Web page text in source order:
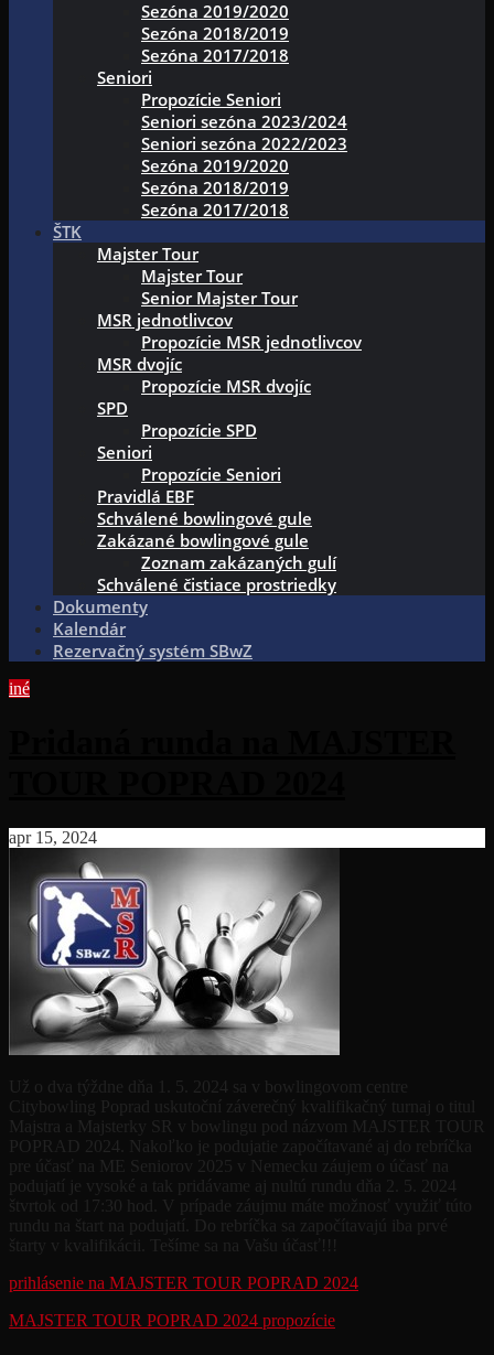
Sezóna 2019/2020
Sezóna 2018/2019
Sezóna 2017/2018
Seniori
Propozície Seniori
Seniori sezóna 2023/2024
Seniori sezóna 2022/2023
Sezóna 2019/2020
Sezóna 2018/2019
Sezóna 2017/2018
ŠTK
Majster Tour
Majster Tour
Senior Majster Tour
MSR jednotlivcov
Propozície MSR jednotlivcov
MSR dvojíc
Propozície MSR dvojíc
SPD
Propozície SPD
Seniori
Propozície Seniori
Pravidlá EBF
Schválené bowlingové gule
Zakázané bowlingové gule
Zoznam zakázaných gulí
Schválené čistiace prostriedky
Dokumenty
Kalendár
Rezervačný systém SBwZ
iné
apr 15, 2024
Už o dva týždne dňa 1. 5. 2024 sa v bowlingovom centre
Citybowling Poprad uskutoční záverečný kvalifikačný turnaj o titul
Majstra a Majsterky SR v bowlingu pod názvom MAJSTER TOUR
POPRAD 2024. Nakoľko je podujatie započítavané aj do rebríčka
pre účasť na ME Seniorov 2025 v Nemecku záujem o účasť na
podujatí je vysoké a tak pridávame aj nultú rundu dňa 2. 5. 2024
štvrtok od 17:30 hod. V prípade záujmu máte možnosť využiť túto
rundu na štart na podujatí. Do rebríčka sa započítavajú iba prvé
štarty v kvalifikácii. Tešíme sa na Vašu účasť!!!
prihlásenie na MAJSTER TOUR POPRAD 2024
MAJSTER TOUR POPRAD 2024 propozície